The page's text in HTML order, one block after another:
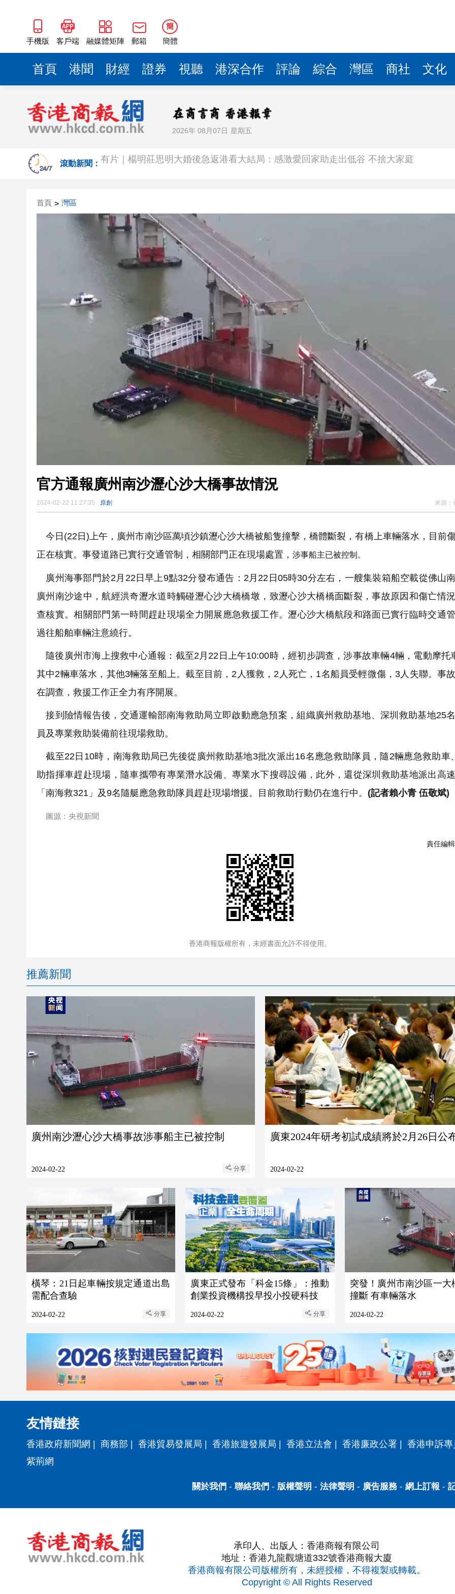
手機版 客戶端 融媒體矩陣 郵箱
簡
簡體
首頁 港聞 財經 證券 視聽 港深合作 評論 綜合 灣區 商社 文化
2026年 08月07日 星期五
滾動新聞： 羅淑佩：三場足球賽事逾12萬人入場 票尾經濟成效顯現
叔」黎彼得
入境處反非法勞工行動拘12人
社署籲市民提防偽冒社署通訊程式賬戶
李家超：鼓勵保險業開發跨境產品 便利灣區居民
車路士主帥星將粉嶺揮桿 為香港行畫圓滿句號
首頁 > 灣區
官方通報廣州南沙瀝心沙大橋事故情況
2024-02-22 11:27:35 原創 來源：
今日(22日)上午，廣州市南沙區萬頃沙鎮瀝心沙大橋被船隻撞擊，橋體斷裂，有橋上車輛落水，目前
正在核實。 事發道路已實行交通管制，相關部門正在現場處置， 涉事船主已被控制。
廣州海事部門於2月22日早上9點32分發布通告：2月22日05時30分左右，一艘集裝箱船空載從佛山
廣州南沙途中，航經洪奇瀝水道時觸碰瀝心沙大橋橋墩，致瀝心沙大橋橋面斷裂，事故原因和傷亡情
查核實。相關部門第一時間趕赴現場全力開展應急救援工作。瀝心沙大橋航段和路面已實行臨時交通
過往船舶車輛注意繞行。
隨後廣州市海上搜救中心通報：截至2月22日上午10:00時，經初步調查，涉事故車輛4輛，電動摩托
其中2輛車落水，其他3輛落至船上。截至目前，2人獲救，2人死亡，1名船員受輕微傷，3人失聯。事
在調查，救援工作正全力有序開展。
接到險情報告後，交通運輸部南海救助局立即啟動應急預案，組織廣州救助基地、深圳救助基地25
員及專業救助裝備前往現場救助。
截至22日10時，南海救助局已先後從廣州救助基地3批次派出16名應急救助隊員，隨2輛應急救助車
助指揮車趕赴現場，隨車攜帶有專業潛水設備、專業水下搜尋設備，此外，還從深圳救助基地派出高
「南海救321」及9名隨艇應急救助隊員趕赴現場增援。目前救助行動仍在進行中。 (記者賴小青 伍敬斌)
圖源：央視新聞
責任編
香港商報版權所有，未經書面允許不得使用。
推薦新聞
廣州南沙瀝心沙大橋事故涉事船主已被控制
2024-02-22 分享
廣東2024年研考初試成績將於2月26日公
2024-02-22
橫琴：21日起車輛按規定通道出島
需配合查驗
2024-02-22 分享
廣東正式發布「科金15條」：推動
創業投資機構投早投小投硬科技
2024-02-22 分享
突發！廣州市南沙區一大
撞斷 有車輛落水
2024-02-22
友情鏈接
香港政府新聞網 商務部 香港貿易發展局 香港旅遊發展局 香港立法會 香港廉政公署
香港申訴
紫荊網
關於我們 - 聯絡我們 - 版權聲明 - 法律聲明 - 廣告服務- 網上訂報 -
承印人、出版人：香港商報有限公司
地址：香港九龍觀塘道332號香港商報大廈
香港商報有限公司版權所有，未經授權，不得複製或轉載。
Copyright © All Rights Reserved